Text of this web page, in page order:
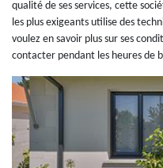
qualité de ses services, cette
les plus exigeants utilise des
voulez en savoir plus sur ses
contacter pendant les heures de